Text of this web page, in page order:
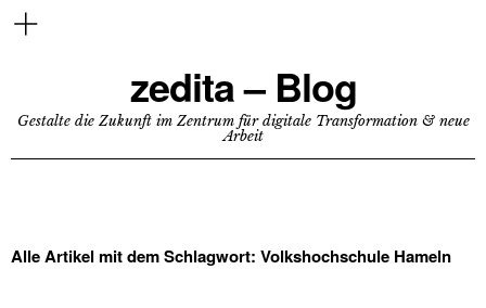
zedita – Blog
Gestalte die Zukunft im Zentrum für digitale Transformation & neue
Arbeit
Alle Artikel mit dem Schlagwort: Volkshochschule Hameln